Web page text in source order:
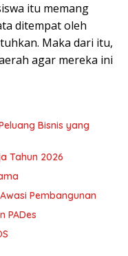
itu memang
ditempat oleh
Maka dari itu,
agar mereka ini
Bisnis yang
Tahun 2026
Pembangunan
PADes